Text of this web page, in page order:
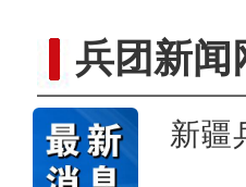
兵团新闻
新疆